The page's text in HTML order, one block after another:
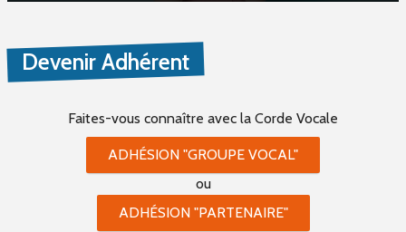
Devenir Adhérent
Faites-vous connaître avec la Corde Vocale
ADHÉSION "GROUPE VOCAL"
ou
ADHÉSION "PARTENAIRE"